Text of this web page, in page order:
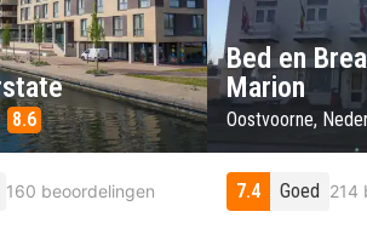
8.6
160 beoordelingen
Bed en
Marion
Oostvoorne,
7.4 Goed 214